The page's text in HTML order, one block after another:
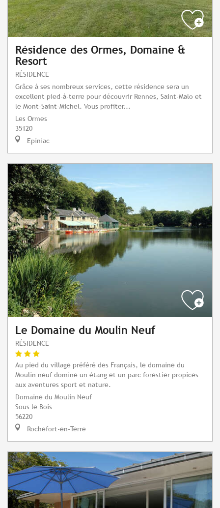
Résidence des Ormes, Domaine &
Resort
RÉSIDENCE
Grâce à ses nombreux services, cette résidence sera un
excellent pied-à-terre pour découvrir Rennes, Saint-Malo et
le Mont-Saint-Michel. Vous profiter...
Les Ormes
35120
Epiniac
Le Domaine du Moulin Neuf
RÉSIDENCE
Au pied du village préféré des Français, le domaine du
Moulin neuf domine un étang et un parc forestier propices
aux aventures sport et nature.
Domaine du Moulin Neuf
Sous le Bois
56220
Rochefort-en-Terre